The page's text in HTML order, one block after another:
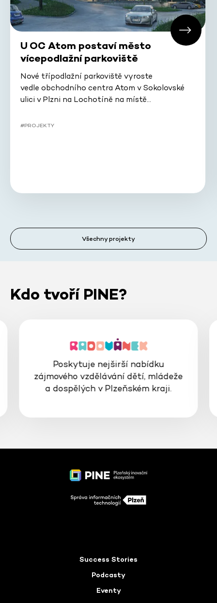
U OC Atom postaví město
vícepodlažní parkoviště
Nové třípodlažní parkoviště vyroste
vedle obchodního centra Atom v Sokolovské
ulici v Plzni na Lochotíně na místě…
#PROJEKTY
Všechny projekty
Kdo tvoří PINE?
Poskytuje nejširší nabídku
zájmového vzdělávání dětí, mládeže
a dospělých v Plzeňském kraji.
Success Stories
Podcasty
Eventy